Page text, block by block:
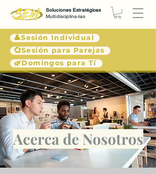
👤Sesión Individual
💞Sesión para Parejas
🌿Domingos para Tí
Soluciones Estratégicas
Multidisciplinarias
Acerca de Nosotros